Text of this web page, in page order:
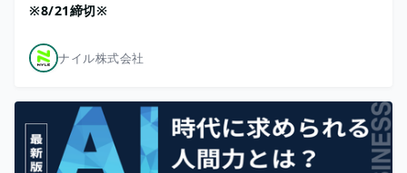
※8/21締切※
ナイル株式会社